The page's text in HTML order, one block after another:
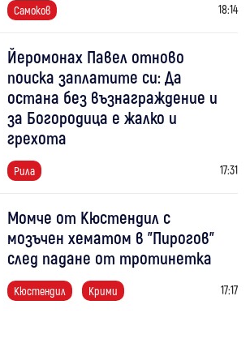
Самоков 18:14
Йеромонах Павел отново
поиска заплатите си: Да
остана без възнаграждение и
за Богородица е жалко и
грехота
Рила 17:31
Момче от Кюстендил с
мозъчен хематом в "Пирогов"
след падане от тротинетка
Кюстендил Крими 17:17